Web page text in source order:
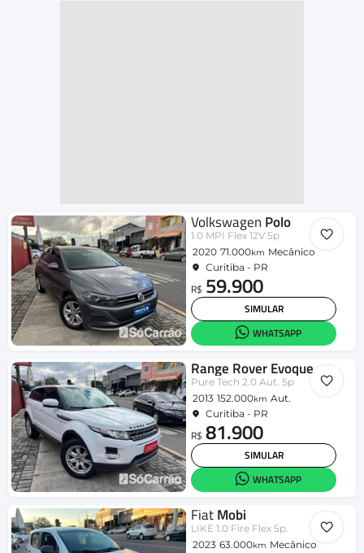
Volkswagen Polo
1.0 MPI Flex 12V 5p
2020 71.000km Mecânico
Curitiba - PR
R$ 59.900
SIMULAR
WHATSAPP
Range Rover Evoque
Pure Tech 2.0 Aut. 5p
2013 152.000km Aut.
Curitiba - PR
R$ 81.900
SIMULAR
WHATSAPP
FiatMobi
LIKE 1.0 Fire Flex 5p.
2023 63.000km Mecânico